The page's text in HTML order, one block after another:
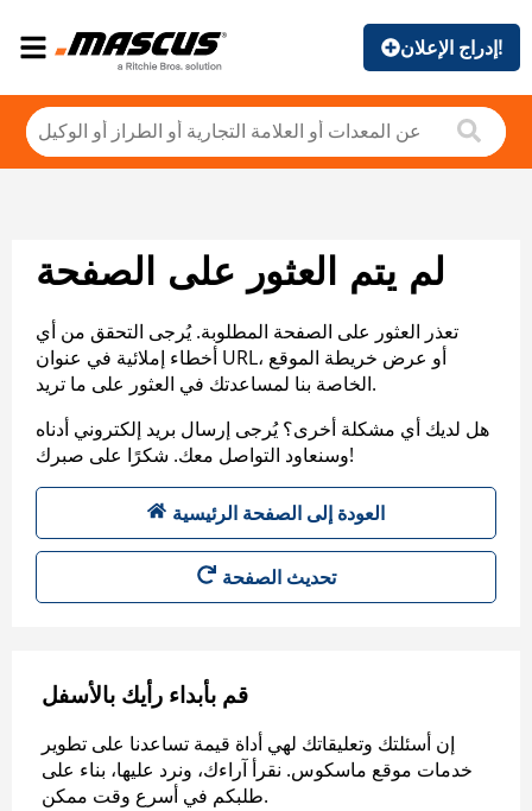
إدراج الإعلان!
لم يتم العثور على الصفحة
تعذر العثور على الصفحة المطلوبة. يُرجى التحقق من أي
أخطاء إملائية في عنوان URL، أو عرض خريطة الموقع
الخاصة بنا لمساعدتك في العثور على ما تريد.
هل لديك أي مشكلة أخرى؟ يُرجى إرسال بريد إلكتروني أدناه
وسنعاود التواصل معك. شكرًا على صبرك!
العودة إلى الصفحة الرئيسية
تحديث الصفحة
قم بأبداء رأيك بالأسفل
إن أسئلتك وتعليقاتك لهي أداة قيمة تساعدنا على تطوير
خدمات موقع ماسكوس. نقرأ آراءك، ونرد عليها، بناء على
طلبكم في أسرع وقت ممكن.